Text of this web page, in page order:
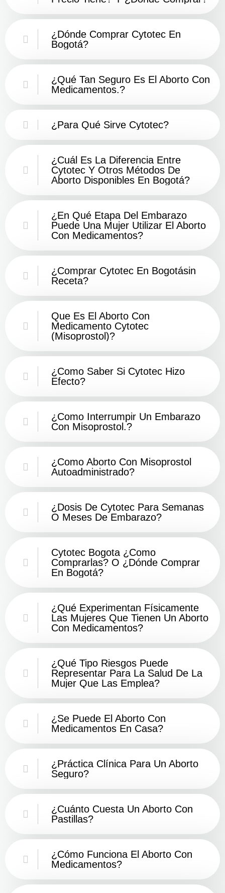
¿Dónde Comprar Cytotec En
Bogotá?
¿Qué Tan Seguro Es El Aborto Con
Medicamentos.?
¿Para Qué Sirve Cytotec?
¿Cuál Es La Diferencia Entre
Cytotec Y Otros Métodos De
Aborto Disponibles En Bogotá?
¿En Qué Etapa Del Embarazo
Puede Una Mujer Utilizar El Aborto
Con Medicamentos?
¿Comprar Cytotec En Bogotásin
Receta?
Que Es El Aborto Con
Medicamento Cytotec
(misoprostol)?
¿Como Saber Si Cytotec Hizo
Efecto?
¿como Interrumpir Un Embarazo
Con Misoprostol.?
¿Como Aborto Con Misoprostol
Autoadministrado?
¿Dosis De Cytotec Para Semanas
O Meses De Embarazo?
Cytotec Bogota ¿Como
Comprarlas? O ¿Dónde Comprar
En Bogotá?
¿Qué Experimentan Físicamente
Las Mujeres Que Tienen Un Aborto
Con Medicamentos?
¿Qué Tipo Riesgos Puede
Representar Para La Salud De La
Mujer Que Las Emplea?
¿Se Puede El Aborto Con
Medicamentos En Casa?
¿Práctica Clínica Para Un Aborto
Seguro?
¿Cuánto Cuesta Un Aborto Con
Pastillas?
¿Cómo Funciona El Aborto Con
Medicamentos?